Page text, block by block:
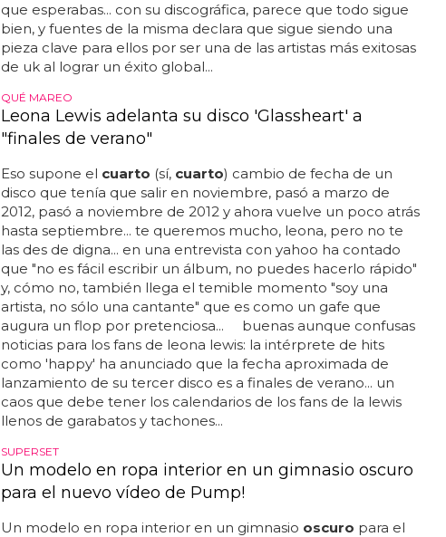
que esperabas... con su discográfica, parece que todo sigue
bien, y fuentes de la misma declara que sigue siendo una
pieza clave para ellos por ser una de las artistas más exitosas
de uk al lograr un éxito global...
QUÉ MAREO
Leona Lewis adelanta su disco 'Glassheart' a
"finales de verano"
Eso supone el cuarto (sí, cuarto) cambio de fecha de un
disco que tenía que salir en noviembre, pasó a marzo de
2012, pasó a noviembre de 2012 y ahora vuelve un poco atrás
hasta septiembre... te queremos mucho, leona, pero no te
las des de digna... en una entrevista con yahoo ha contado
que "no es fácil escribir un álbum, no puedes hacerlo rápido"
y, cómo no, también llega el temible momento "soy una
artista, no sólo una cantante" que es como un gafe que
augura un flop por pretenciosa... buenas aunque confusas
noticias para los fans de leona lewis: la intérprete de hits
como 'happy' ha anunciado que la fecha aproximada de
lanzamiento de su tercer disco es a finales de verano... un
caos que debe tener los calendarios de los fans de la lewis
llenos de garabatos y tachones...
SUPERSET
Un modelo en ropa interior en un gimnasio oscuro
para el nuevo vídeo de Pump!
Un modelo en ropa interior en un gimnasio oscuro para el